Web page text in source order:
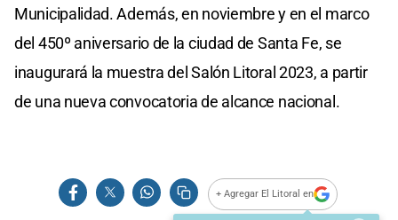
Municipalidad. Además, en noviembre y en el marco
del 450º aniversario de la ciudad de Santa Fe, se
inaugurará la muestra del Salón Litoral 2023, a partir
de una nueva convocatoria de alcance nacional.
+ Agregar El Litoral en